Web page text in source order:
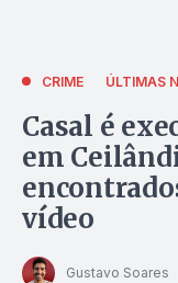
CRIME ÚLTIMAS
Casal é
em
vídeo
Gustavo Soares